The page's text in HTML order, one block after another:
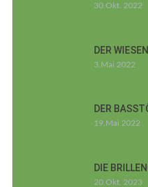
30.Okt. 2022
DER
3.Mai 2022
DER
19.Mai 2022
DIE
20.Okt. 2023